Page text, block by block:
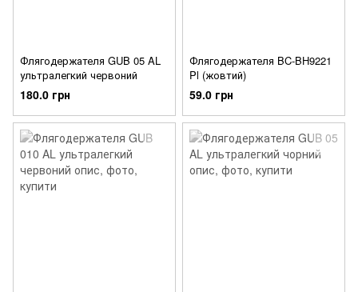
Флягодержателя GUB 05 AL
ультралегкий червоний
180.0 грн
Флягодержателя BC-BH9221
Pl (жовтий)
59.0 грн